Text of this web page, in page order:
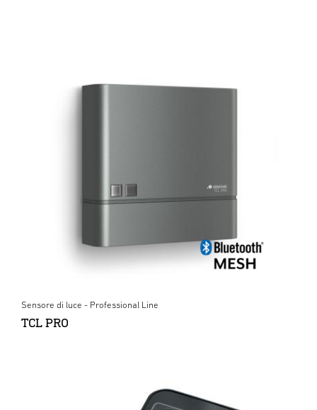
Sensore di luce - Professional Line
TCL PRO